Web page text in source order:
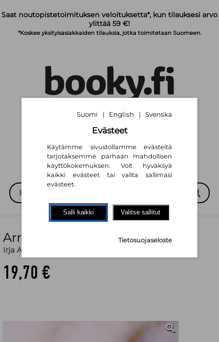
Saat noutopistetoimituksen veloituksetta*, kun tilauksesi arvo
ylittää 59 €!
*Koskee yksityisasiakkaiden tilauksia, jotka toimitetaan Suomeen.
Suomi | English | Svenska
Armon sanoja sinulle
Irja Askola
19,70 €
Suomi | English | Svenska
Evästeet
Käytämme sivustollamme evästeitä
tarjotaksemme parhaan mahdollisen
käyttökokemuksen. Voit hyväksyä
kaikki evästeet tai valita sallimasi
evästeet.
Salli kaikki Valitse sallitut
Tietosuojaseloste